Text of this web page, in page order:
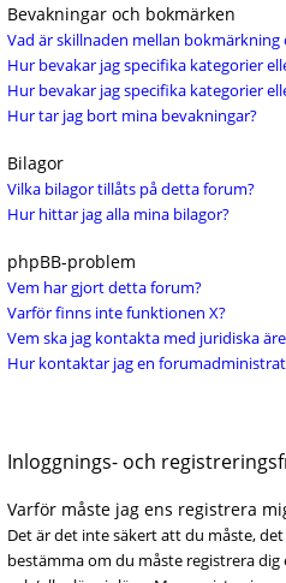
Bevakningar och bokmärken
Vad är skillnaden mellan bokmärkning
Hur bevakar jag specifika kategorier
Hur bevakar jag specifika kategorier
Hur tar jag bort mina bevakningar?
Bilagor
Vilka bilagor tillåts på detta forum?
Hur hittar jag alla mina bilagor?
phpBB-problem
Vem har gjort detta forum?
Varför finns inte funktionen X?
Vem ska jag kontakta med juridiska
Hur kontaktar jag en
Inloggnings- och
Varför måste jag ens registrera
Det är det inte säkert att du måste,
bestämma om du måste registrera